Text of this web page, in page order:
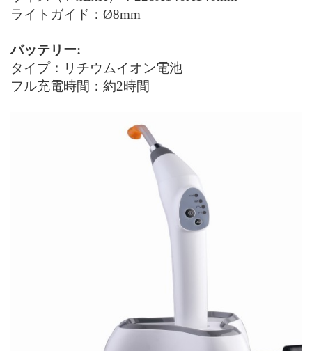
ライトガイド：Ø8mm
バッテリー:
タイプ：リチウムイオン電池
フル充電時間：約2時間